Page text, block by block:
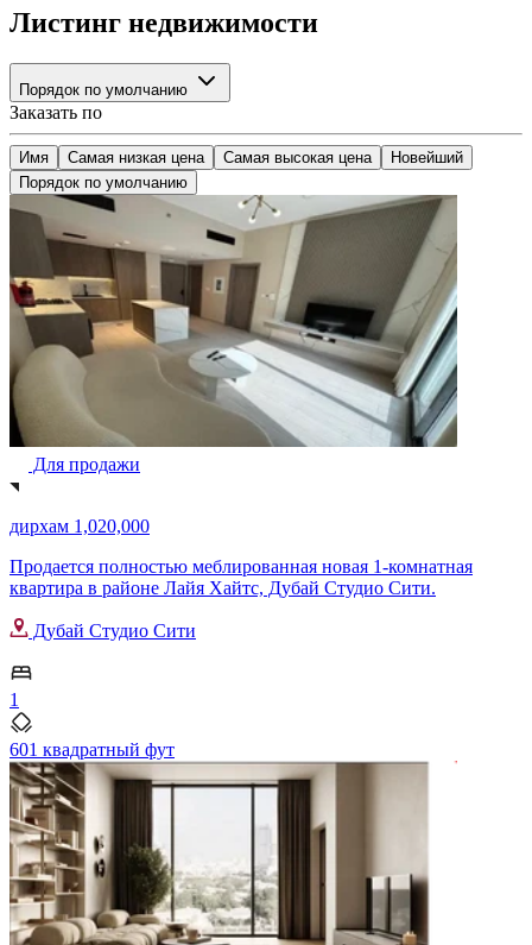
Листинг недвижимости
Порядок по умолчанию
Заказать по
Имя Самая низкая цена Самая высокая цена
Новейший
Порядок по умолчанию
Для продажи
дирхам 1,020,000
Продается полностью меблированная новая 1-комнатная
квартира в районе Лайя Хайтс, Дубай Студио Сити.
Дубай Студио Сити
1
601 квадратный фут